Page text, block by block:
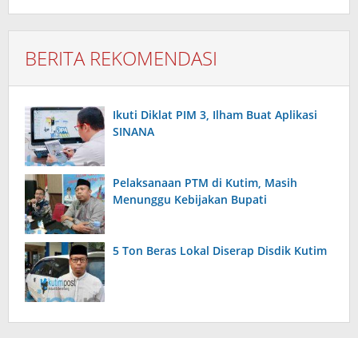
BERITA REKOMENDASI
Ikuti Diklat PIM 3, Ilham Buat Aplikasi
SINANA
Pelaksanaan PTM di Kutim, Masih
Menunggu Kebijakan Bupati
5 Ton Beras Lokal Diserap Disdik Kutim